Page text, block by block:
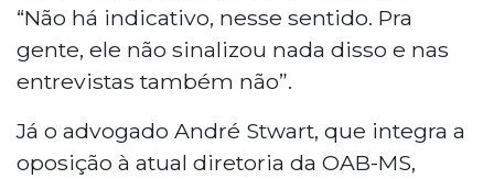
“Não há indicativo, nesse sentido. Pra
gente, ele não sinalizou nada disso e nas
entrevistas também não”.
Já o advogado André Stwart, que integra a
oposição à atual diretoria da OAB-MS,